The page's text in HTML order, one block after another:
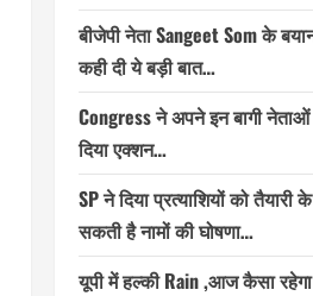
बीजेपी नेता Sangeet Som के
कही दी ये बड़ी बात…
Congress ने अपने इन बागी
दिया एक्शन…
SP ने दिया प्रत्याशियों को
सकती है नामों की घोषणा…
यूपी में हल्की Rain ,आज कैसा